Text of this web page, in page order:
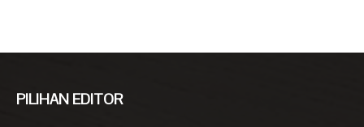
PILIHAN EDITOR